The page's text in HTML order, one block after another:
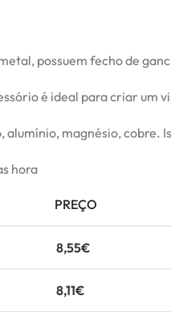
possuem fecho de
é ideal para criar um
alumínio, magnésio, cobre.
hora
PREÇO
8,55€
8,11€